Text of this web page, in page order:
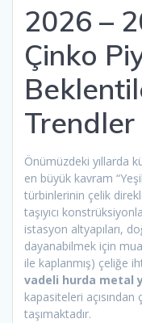
2026 –
Çinko
Trendler
Önümüzdeki yıllarda
en büyük kavram
türbinlerinin çelik
taşıyıcı
istasyon altyapıları,
dayanabilmek için
ile kaplanmış) çeliğe
vadeli hurda metal
kapasiteleri
taşımaktadır.